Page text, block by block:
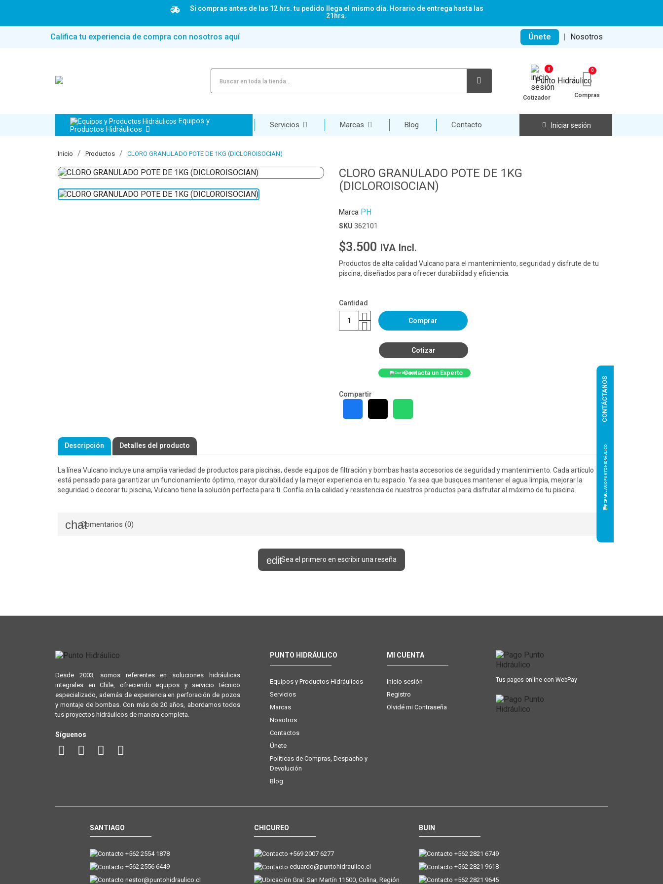
Si compras antes de las 12 hrs. tu pedido llega el mismo día. Horario de entrega hasta las
21hrs.
Califica tu experiencia de compra con nosotros aquí Únete | Nosotros
0
Cotizador Compras
Equipos y
Productos Hidráulicos
Servicios Marcas Blog Contacto Iniciar sesión
Inicio Productos CLORO GRANULADO POTE DE 1KG (DICLOROISOCIAN)
CLORO GRANULADO POTE DE 1KG
(DICLOROISOCIAN)
Marca PH
SKU 362101
$3.500 IVA Incl.
Productos de alta calidad Vulcano para el mantenimiento, seguridad y disfrute de tu
piscina, diseñados para ofrecer durabilidad y eficiencia.
Cantidad
Comprar
Cotizar
Contacta un Experto
Compartir
Descripción Detalles del producto
La línea Vulcano incluye una amplia variedad de productos para piscinas, desde equipos de filtración y bombas hasta accesorios de seguridad y mantenimiento. Cada artículo
está pensado para garantizar un funcionamiento óptimo, mayor durabilidad y la mejor experiencia en tu espacio. Ya sea que busques mantener el agua limpia, mejorar la
seguridad o decorar tu piscina, Vulcano tiene la solución perfecta para ti. Confía en la calidad y resistencia de nuestros productos para disfrutar al máximo de tu piscina.
Comentarios (0)
Sea el primero en escribir una reseña
Desde 2003, somos referentes en soluciones hidráulicas
integrales en Chile, ofreciendo equipos y servicio técnico
especializado, además de experiencia en perforación de pozos
y montaje de bombas. Con más de 20 años, abordamos todos
tus proyectos hidráulicos de manera completa.
Síguenos
PUNTO HIDRÁULICO
Equipos y Productos Hidráulicos
Servicios
Marcas
Nosotros
Contactos
Únete
Políticas de Compras, Despacho y
Devolución
Blog
MI CUENTA
Inicio sesión
Registro
Olvidé mi Contraseña
CONTÁCTANOS
Tus pagos online con WebPay
SANTIAGO
+562 2554 1878
+562 2556 6449
nestor@puntohidraulico.cl
CHICUREO
+569 2007 6277
eduardo@puntohidraulico.cl
Gral. San Martín 11500, Colina, Región
BUIN
+562 2821 6749
+562 2821 9618
+562 2821 9645